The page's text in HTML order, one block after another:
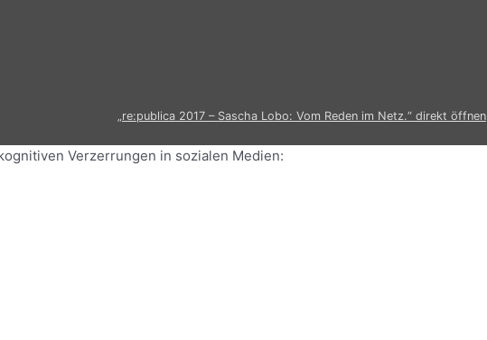
„re:publica 2017 – Sascha Lobo: Vom Reden im Netz.“ direkt öffnen
Verzerrungen in sozialen Medien: